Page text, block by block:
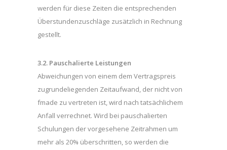
werden für diese Zeiten die entsprechenden
Überstundenzuschläge zusätzlich in Rechnung
gestellt.
3.2. Pauschalierte Leistungen
Abweichungen von einem dem Vertragspreis
zugrundeliegenden Zeitaufwand, der nicht von
fmade zu vertreten ist, wird nach tatsächlichem
Anfall verrechnet. Wird bei pauschalierten
Schulungen der vorgesehene Zeitrahmen um
mehr als 20% überschritten, so werden die